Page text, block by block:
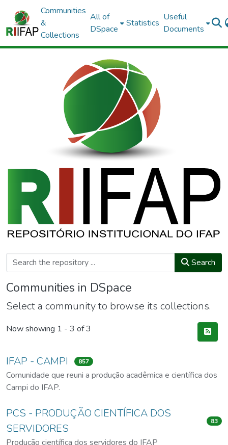
Communities
&
Collections
All of
DSpace
Statistics
Useful
Documents
Search
Communities in DSpace
Select a community to browse its collections.
Now showing 1 - 3 of 3
IFAP - CAMPI 857
Comunidade que reuni a produção acadêmica e científica dos
Campi do IFAP.
PCS - PRODUÇÃO CIENTÍFICA DOS
SERVIDORES
83
Produção científica dos servidores do IFAP